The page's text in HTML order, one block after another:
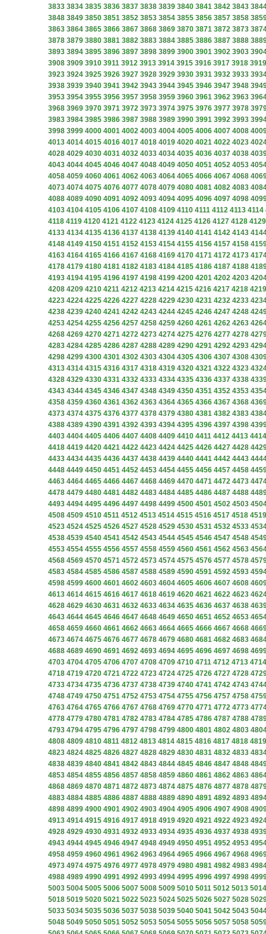
3833 3834 3835 3836 3837 3838 3839 3840 3841 3842 3843
3848 3849 3850 3851 3852 3853 3854 3855 3856 3857 3858
3863 3864 3865 3866 3867 3868 3869 3870 3871 3872 3873
3878 3879 3880 3881 3882 3883 3884 3885 3886 3887 3888
3893 3894 3895 3896 3897 3898 3899 3900 3901 3902 3903
3908 3909 3910 3911 3912 3913 3914 3915 3916 3917 3918 3919
3923 3924 3925 3926 3927 3928 3929 3930 3931 3932 3933
3938 3939 3940 3941 3942 3943 3944 3945 3946 3947 3948
3953 3954 3955 3956 3957 3958 3959 3960 3961 3962 3963
3968 3969 3970 3971 3972 3973 3974 3975 3976 3977 3978
3983 3984 3985 3986 3987 3988 3989 3990 3991 3992 3993
3998 3999 4000 4001 4002 4003 4004 4005 4006 4007 4008
4013 4014 4015 4016 4017 4018 4019 4020 4021 4022 4023
4028 4029 4030 4031 4032 4033 4034 4035 4036 4037 4038
4043 4044 4045 4046 4047 4048 4049 4050 4051 4052 4053
4058 4059 4060 4061 4062 4063 4064 4065 4066 4067 4068
4073 4074 4075 4076 4077 4078 4079 4080 4081 4082 4083
4088 4089 4090 4091 4092 4093 4094 4095 4096 4097 4098
4103 4104 4105 4106 4107 4108 4109 4110 4111 4112 4113 4114
4118 4119 4120 4121 4122 4123 4124 4125 4126 4127 4128 4129
4133 4134 4135 4136 4137 4138 4139 4140 4141 4142 4143
4148 4149 4150 4151 4152 4153 4154 4155 4156 4157 4158
4163 4164 4165 4166 4167 4168 4169 4170 4171 4172 4173
4178 4179 4180 4181 4182 4183 4184 4185 4186 4187 4188
4193 4194 4195 4196 4197 4198 4199 4200 4201 4202 4203
4208 4209 4210 4211 4212 4213 4214 4215 4216 4217 4218 4219
4223 4224 4225 4226 4227 4228 4229 4230 4231 4232 4233
4238 4239 4240 4241 4242 4243 4244 4245 4246 4247 4248
4253 4254 4255 4256 4257 4258 4259 4260 4261 4262 4263
4268 4269 4270 4271 4272 4273 4274 4275 4276 4277 4278
4283 4284 4285 4286 4287 4288 4289 4290 4291 4292 4293
4298 4299 4300 4301 4302 4303 4304 4305 4306 4307 4308
4313 4314 4315 4316 4317 4318 4319 4320 4321 4322 4323
4328 4329 4330 4331 4332 4333 4334 4335 4336 4337 4338
4343 4344 4345 4346 4347 4348 4349 4350 4351 4352 4353
4358 4359 4360 4361 4362 4363 4364 4365 4366 4367 4368
4373 4374 4375 4376 4377 4378 4379 4380 4381 4382 4383
4388 4389 4390 4391 4392 4393 4394 4395 4396 4397 4398
4403 4404 4405 4406 4407 4408 4409 4410 4411 4412 4413 4414
4418 4419 4420 4421 4422 4423 4424 4425 4426 4427 4428
4433 4434 4435 4436 4437 4438 4439 4440 4441 4442 4443
4448 4449 4450 4451 4452 4453 4454 4455 4456 4457 4458
4463 4464 4465 4466 4467 4468 4469 4470 4471 4472 4473
4478 4479 4480 4481 4482 4483 4484 4485 4486 4487 4488
4493 4494 4495 4496 4497 4498 4499 4500 4501 4502 4503
4508 4509 4510 4511 4512 4513 4514 4515 4516 4517 4518 4519
4523 4524 4525 4526 4527 4528 4529 4530 4531 4532 4533
4538 4539 4540 4541 4542 4543 4544 4545 4546 4547 4548
4553 4554 4555 4556 4557 4558 4559 4560 4561 4562 4563
4568 4569 4570 4571 4572 4573 4574 4575 4576 4577 4578
4583 4584 4585 4586 4587 4588 4589 4590 4591 4592 4593
4598 4599 4600 4601 4602 4603 4604 4605 4606 4607 4608
4613 4614 4615 4616 4617 4618 4619 4620 4621 4622 4623
4628 4629 4630 4631 4632 4633 4634 4635 4636 4637 4638
4643 4644 4645 4646 4647 4648 4649 4650 4651 4652 4653
4658 4659 4660 4661 4662 4663 4664 4665 4666 4667 4668
4673 4674 4675 4676 4677 4678 4679 4680 4681 4682 4683
4688 4689 4690 4691 4692 4693 4694 4695 4696 4697 4698
4703 4704 4705 4706 4707 4708 4709 4710 4711 4712 4713 4714
4718 4719 4720 4721 4722 4723 4724 4725 4726 4727 4728
4733 4734 4735 4736 4737 4738 4739 4740 4741 4742 4743
4748 4749 4750 4751 4752 4753 4754 4755 4756 4757 4758
4763 4764 4765 4766 4767 4768 4769 4770 4771 4772 4773
4778 4779 4780 4781 4782 4783 4784 4785 4786 4787 4788
4793 4794 4795 4796 4797 4798 4799 4800 4801 4802 4803
4808 4809 4810 4811 4812 4813 4814 4815 4816 4817 4818 4819
4823 4824 4825 4826 4827 4828 4829 4830 4831 4832 4833
4838 4839 4840 4841 4842 4843 4844 4845 4846 4847 4848
4853 4854 4855 4856 4857 4858 4859 4860 4861 4862 4863
4868 4869 4870 4871 4872 4873 4874 4875 4876 4877 4878
4883 4884 4885 4886 4887 4888 4889 4890 4891 4892 4893
4898 4899 4900 4901 4902 4903 4904 4905 4906 4907 4908
4913 4914 4915 4916 4917 4918 4919 4920 4921 4922 4923
4928 4929 4930 4931 4932 4933 4934 4935 4936 4937 4938
4943 4944 4945 4946 4947 4948 4949 4950 4951 4952 4953
4958 4959 4960 4961 4962 4963 4964 4965 4966 4967 4968
4973 4974 4975 4976 4977 4978 4979 4980 4981 4982 4983
4988 4989 4990 4991 4992 4993 4994 4995 4996 4997 4998
5003 5004 5005 5006 5007 5008 5009 5010 5011 5012 5013 5014
5018 5019 5020 5021 5022 5023 5024 5025 5026 5027 5028
5033 5034 5035 5036 5037 5038 5039 5040 5041 5042 5043
5048 5049 5050 5051 5052 5053 5054 5055 5056 5057 5058